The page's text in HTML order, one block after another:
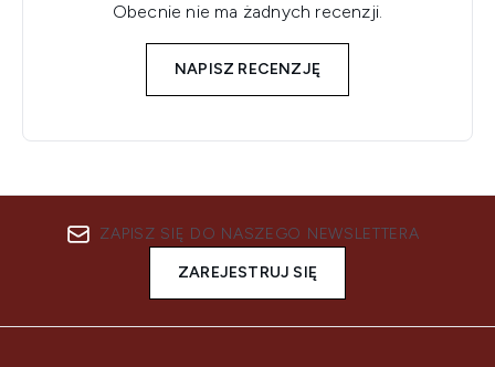
Obecnie nie ma żadnych recenzji.
NAPISZ RECENZJĘ
ZAPISZ SIĘ DO NASZEGO NEWSLETTERA
ZAREJESTRUJ SIĘ